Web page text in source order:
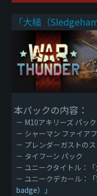
「大槌（
本パックの内容：
－ M10アキリーズ パック
－ シャーマン ファイア
－ プレンダーガストの
－ タイフーン パック
－ ユニークタイトル：
－ ユニークデカール：
badge）」